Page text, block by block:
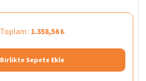
Toplam : 1.358,56 ₺
Birlikte Sepete Ekle